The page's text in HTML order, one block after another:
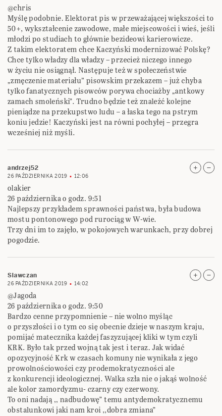
@chris
Myślę podobnie. Elektorat pis w przeważającej większości to
50+, wykształcenie zawodowe, małe miejscowości i wieś, jeśli
młodzi po studiach to głównie bezideowi karierowicze.
Z takim elektoratem chce Kaczyński modernizować Polskę?
Chce tylko władzy dla władzy – przecież niczego innego
w życiu nie osiągnął. Następuje też w społeczeństwie
„zmęczenie materiału” pisowskim przekazem – już chyba
tylko fanatycznych pisowców porywa chociażby „antkowy
zamach smoleński”. Trudno będzie też znaleźć kolejne
pieniądze na przekupstwo ludu – a łaska tego na pstrym
koniu jedzie! Kaczyński jest na równi pochyłej – przegra
wcześniej niż myśli.
andrzej52
26 PAŹDZIERNIKA 2019 12:06
olakier
26 października o godz. 9:51
Najlepszy przykładem sprawności państwa, była budowa
mostu pontonowego pod rurociąg w W-wie.
Trzy dni im to zajęło, w pokojowych warunkach, przy dobrej
pogodzie.
Slawczan
26 PAŹDZIERNIKA 2019 14:02
@Jagoda
26 października o godz. 9:50
Bardzo cenne przypomnienie – nie wolno myśląc
o przyszłości i o tym co się obecnie dzieje w naszym kraju,
pomijać matecznika każdej faszyzującej kliki w tym czyli
KRK. Było tak przed wojną tak jest i teraz. Jak widać
opozycyjność Krk w czasach komuny nie wynikała z jego
prowolnościowości czy prodemokratyczności ale
z konkurencji ideologicznej. Walka szła nie o jakąś wolność
ale kolor zamordyzmu- czarny czy czerwony.
To oni nadają ,, nadbudowę” temu antydemokratycznemu
obstalunkowi jaki nam kroi ,,dobra zmiana”